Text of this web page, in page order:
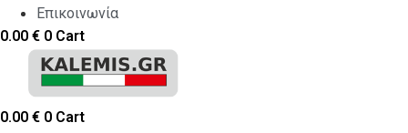
Επικοινωνία
0.00 € 0 Cart
0.00 € 0 Cart